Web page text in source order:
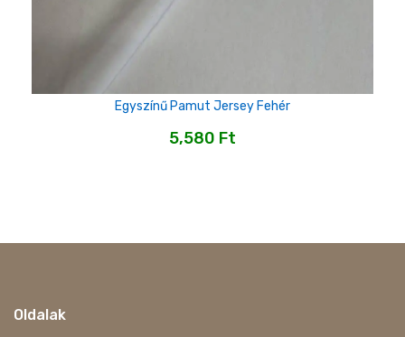
Egyszínű Pamut Jersey Fehér
5,580 Ft
Oldalak